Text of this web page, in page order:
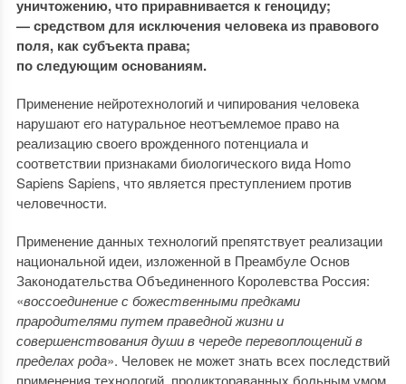
уничтожению, что приравнивается к геноциду;
— средством для исключения человека из правового
поля, как субъекта права;
по следующим основаниям.
Применение нейротехнологий и чипирования человека
нарушают его натуральное неотъемлемое право на
реализацию своего врожденного потенциала и
соответствии признаками биологического вида Homo
Sapiens Sapiens, что является преступлением против
человечности.
Применение данных технологий препятствует реализации
национальной идеи, изложенной в Преамбуле Основ
Законодательства Объединенного Королевства Россия:
«воссоединение с божественными предками
прародителями путем праведной жизни и
совершенствования души в череде перевоплощений в
пределах рода». Человек не может знать всех последствий
применения технологий, продиктораванных больным умом